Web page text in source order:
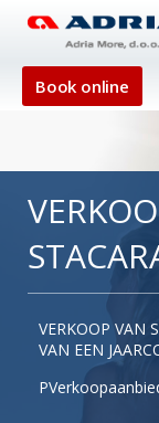
Book online
VERKOOP VAN
VAN EEN